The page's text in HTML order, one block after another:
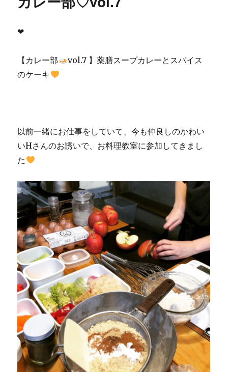
❤︎
【カレー部
vol.7 】薬膳スープカレーとスパイス
のケーキ
以前一緒にお仕事をしていて、今も仲良しのかわい
いHさんのお誘いで、お料理教室に参加してきまし
た